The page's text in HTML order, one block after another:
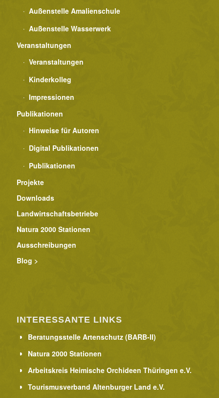
Außenstelle Amalienschule
Außenstelle Wasserwerk
Veranstaltungen
Veranstaltungen
Kinderkolleg
Impressionen
Publikationen
Hinweise für Autoren
Digital Publikationen
Publikationen
Projekte
Downloads
Landwirtschaftsbetriebe
Natura 2000 Stationen
Ausschreibungen
Blog >
INTERESSANTE LINKS
Beratungsstelle Artenschutz (BARB-II)
Natura 2000 Stationen
Arbeitskreis Heimische Orchideen Thüringen e.V.
Tourismusverband Altenburger Land e.V.